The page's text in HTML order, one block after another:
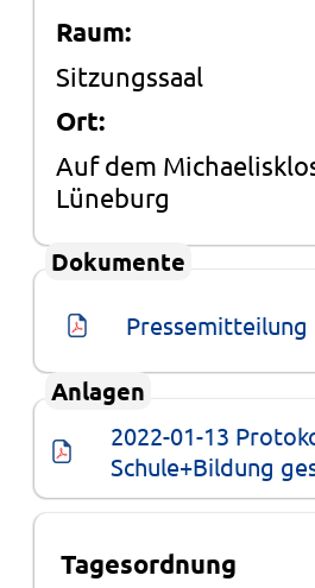
Raum:
Sitzungssaal
Ort:
Auf dem
Lüneburg
Dokumente
Pressemitteilung
Anlagen
2022-01-13
Schule+Bildung
Tagesordnung